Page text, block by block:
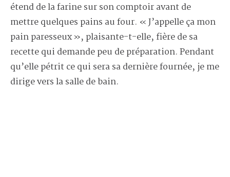
étend de la farine sur son comptoir avant de
mettre quelques pains au four. « J’appelle ça mon
pain paresseux », plaisante-t-elle, fière de sa
recette qui demande peu de préparation. Pendant
qu’elle pétrit ce qui sera sa dernière fournée, je me
dirige vers la salle de bain.